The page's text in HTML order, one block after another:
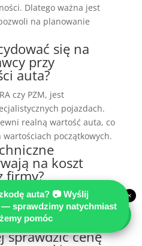
Dlatego ważna jest
na planowanie
się na
przy
auta?
czy PZM, jest
pojazdach.
realną wartość auta, co
początkowych.
na koszt
firmy?
wiek i historia serwisowa
przeglądów obniża
opodatkowania.
sprawdzić cenę
auta? 📷 Wyślij
— sprawdzimy natychmiast
pomóc
×
zdjęcia —
czy możemy